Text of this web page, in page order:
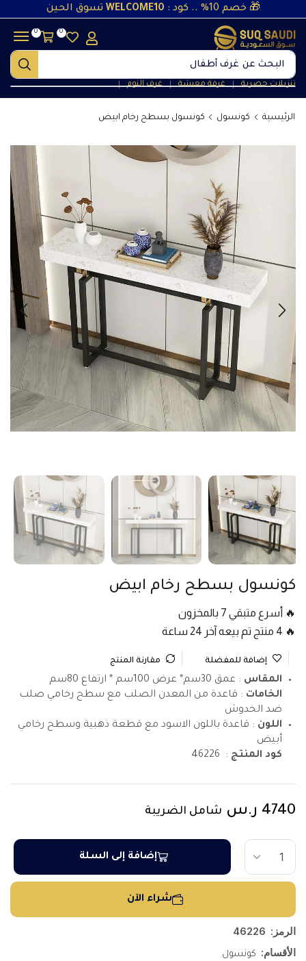
🎁 خصم 10% .. كود : WELCOME10 تسوق الحين
البحث عن غرف أطفال
تنزيلات حصرية ❘ غرفة معيشة ❘ غرف النوم ❘
0
0
الرئيسية كونسول كونسول بسطح رخام ابيض
كونسول بسطح رخام ابيض
🔥 أسرع متبقي 7 بالمخزون
🔥 4 منتج تم بيعه آخر 24 ساعة
إضافة للمفضلة مقارنة المنتج
المقاس : عمق 30سم* عرض 100سم * ارتفاع 80سم
الخامات : قاعدة من المعدن الصلب مع سطح رخامي صلب
ضد الخدوش
اللون : قاعدة باللون الاسود مع قطعة ذهبية وسطح رخامي
أبيض
كود المنتج :
46226
4740 ر.س شامل الضريبة
إضافة إلى السلة
شراء الآن
الرمز: 46226
الأقسام: كونسول